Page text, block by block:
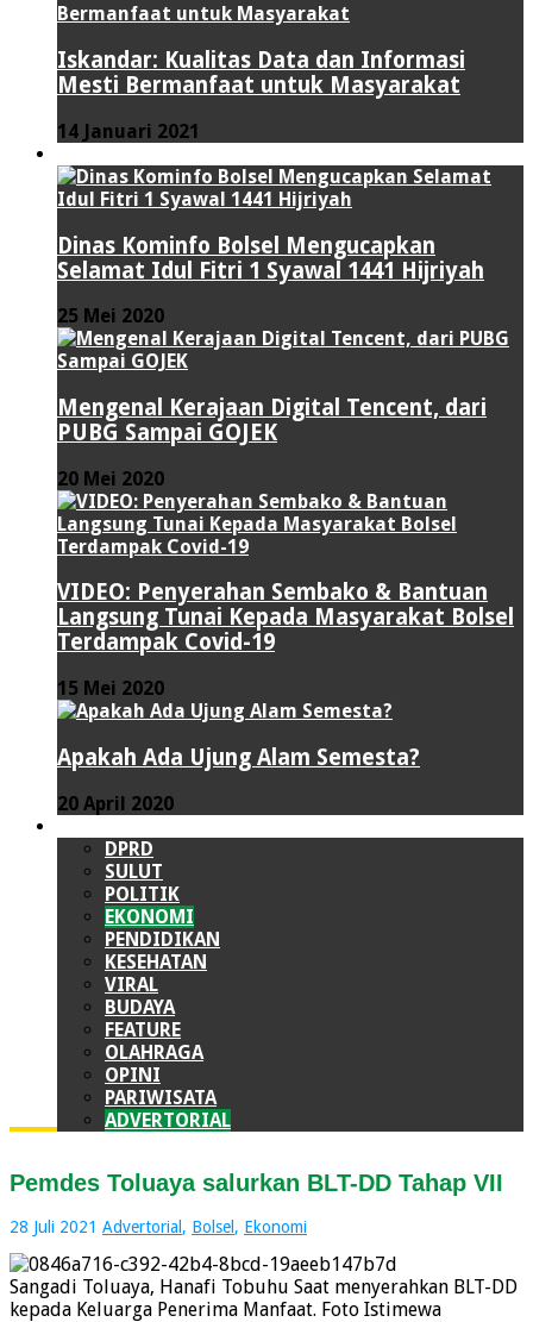
Iskandar: Kualitas Data dan Informasi
Mesti Bermanfaat untuk Masyarakat
14 Januari 2021
Dinas Kominfo Bolsel Mengucapkan
Selamat Idul Fitri 1 Syawal 1441 Hijriyah
25 Mei 2020
Mengenal Kerajaan Digital Tencent, dari
PUBG Sampai GOJEK
20 Mei 2020
VIDEO: Penyerahan Sembako & Bantuan
Langsung Tunai Kepada Masyarakat Bolsel
Terdampak Covid-19
15 Mei 2020
Apakah Ada Ujung Alam Semesta?
20 April 2020
DPRD
SULUT
POLITIK
EKONOMI
PENDIDIKAN
KESEHATAN
VIRAL
BUDAYA
FEATURE
OLAHRAGA
OPINI
PARIWISATA
ADVERTORIAL
Pemdes Toluaya salurkan BLT-DD Tahap VII
28 Juli 2021 Advertorial , Bolsel , Ekonomi
Sangadi Toluaya, Hanafi Tobuhu Saat menyerahkan BLT-DD
kepada Keluarga Penerima Manfaat. Foto Istimewa